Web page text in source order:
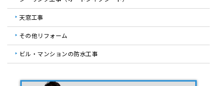
天窓工事
その他リフォーム
ビル・マンションの防水工事